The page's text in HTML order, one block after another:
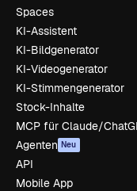
Spaces
KI-Assistent
KI-Bildgenerator
KI-Videogenerator
KI-Stimmengenerator
Stock-Inhalte
MCP für Claude/
Agenten Neu
API
Mobile App